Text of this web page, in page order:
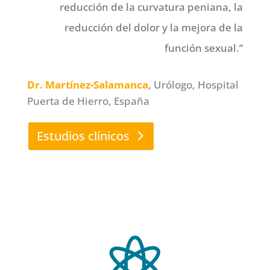
reducción de la curvatura peniana, la
reducción del dolor y la mejora de la
función sexual.”
Dr. Martínez-Salamanca, Urólogo, Hospital
Puerta de Hierro, España
Estudios clínicos